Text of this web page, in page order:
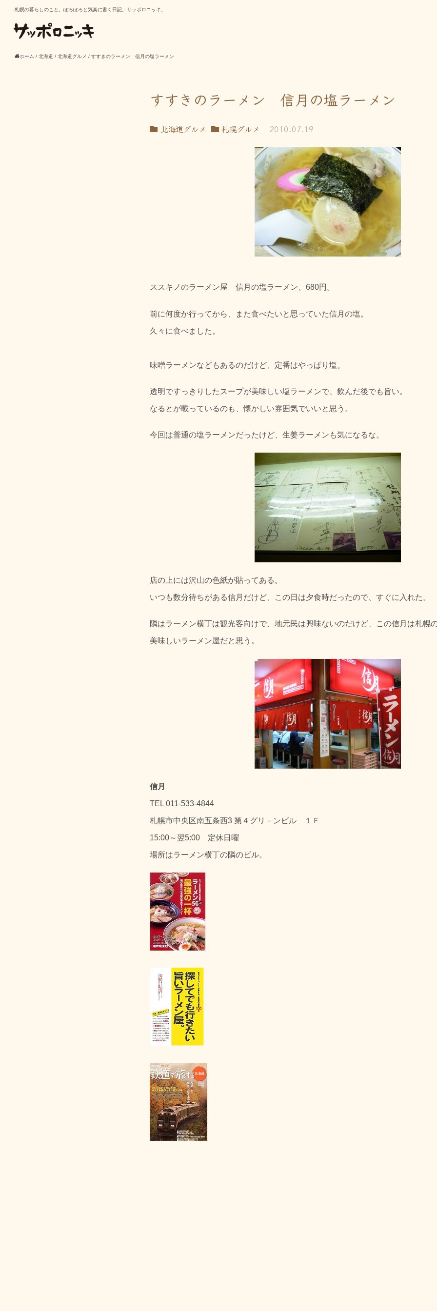
札幌の暮らしのこと。ぽろぽろと気楽に書く日記。サッポロニッキ。
ホーム / 北海道 / 北海道グルメ / すすきのラーメン 信月の塩ラーメン
すすきのラーメン 信月の塩ラーメン
北海道グルメ 札幌グルメ 2010.07.19
ススキノのラーメン屋 信月の塩ラーメン、680円。
前に何度か行ってから、また食べたいと思っていた信月の塩。
久々に食べました。
味噌ラーメンなどもあるのだけど、定番はやっぱり塩。
透明ですっきりしたスープが美味しい塩ラーメンで、飲んだ後でも旨い。
なるとが載っているのも、懐かしい雰囲気でいいと思う。
今回は普通の塩ラーメンだったけど、生姜ラーメンも気になるな。
店の上には沢山の色紙が貼ってある。
いつも数分待ちがある信月だけど、この日は夕食時だったので、すぐに入れた。
隣はラーメン横丁は観光客向けで、地元民は興味ないのだけど、この信月は札幌
美味しいラーメン屋だと思う。
信月
TEL 011-533-4844
札幌市中央区南五条西3 第４グリ－ンビル １Ｆ
15:00～翌5:00 定休日曜
場所はラーメン横丁の隣のビル。